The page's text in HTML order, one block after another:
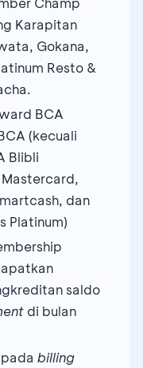
Karapitan
Gokana,
Resto &
BCA
(kecuali
Blibli
dan
Platinum)
saldo
di bulan
billing